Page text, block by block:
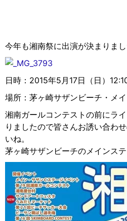
今年も湘南祭に出演が決まりまし
日時：2015年5月17日（日）
場所：茅ヶ崎サザンビーチ・メ
湘南ガールコンテストの前にラ
りましたので皆さんお誘い合わ
いね。
茅ヶ崎サザンビーチのメインス